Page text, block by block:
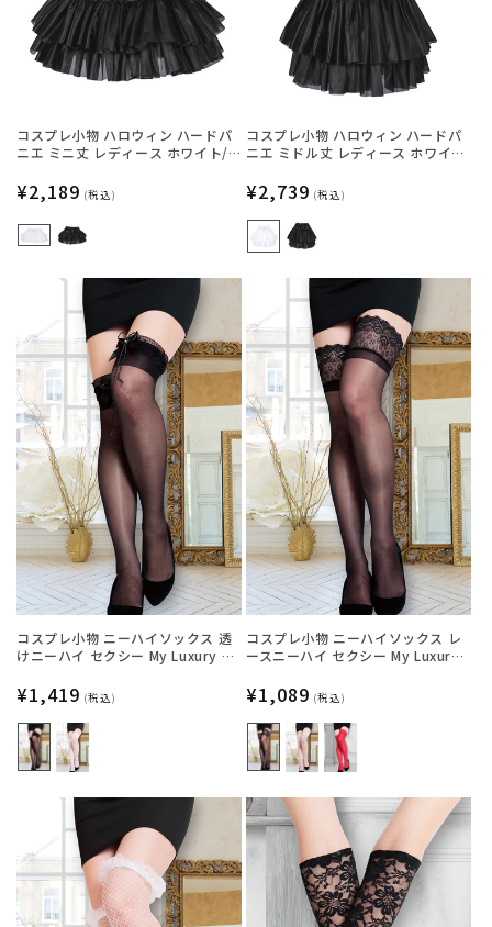
コスプレ小物 ハロウィン ハードパ
ニエ ミニ丈 レディース ホワイト/
トーン】
通
常
価
¥2,189 (税込)
コスプレ小物 ハロウィン ハードパ
ニエ ミドル丈 レディース ホワイ
ストーン】
通
常
価
¥2,739 (税込)
コスプレ小物 ニーハイソックス 透
けニーハイ セクシー My Luxury シ
レディース フリーサイズ ブラック
【クリアストーン】
通
常
価
格
¥1,419 (税込)
コスプレ小物 ニーハイソックス レ
ースニーハイ セクシー My Luxury
ド レディース フリーサイズ ブラッ
ク【クリアストーン】
通
常
価
格
¥1,089 (税込)